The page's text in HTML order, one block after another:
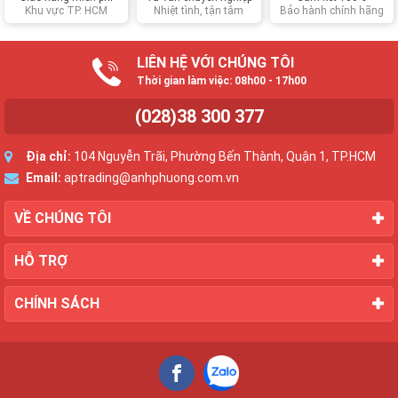
Khu vực TP. HCM
Nhiệt tình, tận tâm
Bảo hành chính hãng
LIÊN HỆ VỚI CHÚNG TÔI
Thời gian làm việc: 08h00 - 17h00
(028)38 300 377
Địa chỉ: 104 Nguyễn Trãi, Phường Bến Thành, Quận 1, TP.HCM
Email: aptrading@anhphuong.com.vn
VỀ CHÚNG TÔI
HỖ TRỢ
CHÍNH SÁCH